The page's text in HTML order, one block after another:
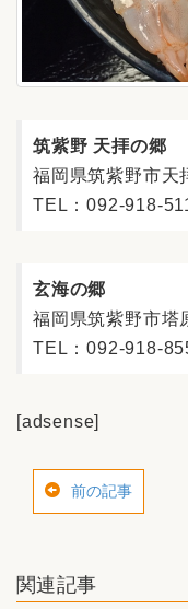
筑紫野 天拝の郷
福岡県筑紫野市天
TEL：092-918-
玄海の郷
福岡県筑紫野市塔
TEL：092-918-
[adsense]
前の記事
関連記事